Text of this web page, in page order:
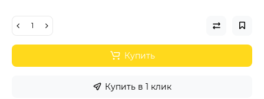
Купить
Купить в 1 клик